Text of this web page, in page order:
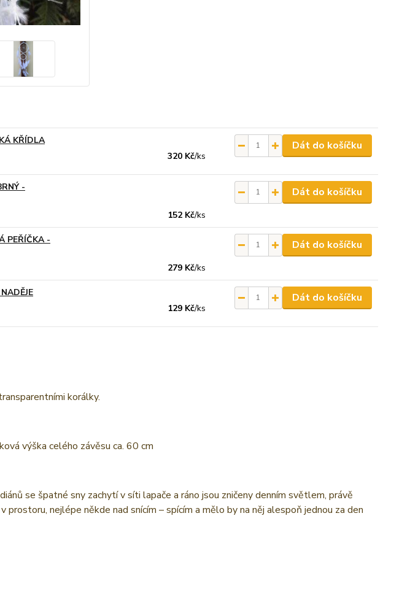
KŘÍDLA
320 Kč/ks
Dát do košíčku
-
152 Kč/ks
Dát do košíčku
PEŘÍČKA -
279 Kč/ks
Dát do košíčku
129 Kč/ks
Dát do košíčku
korálky.
výška celého závěsu ca. 60 cm
se špatné sny zachytí v síti lapače a ráno jsou zničeny denním světlem, právě
nejlépe někde nad snícím – spícím a mělo by na něj alespoň jednou za den